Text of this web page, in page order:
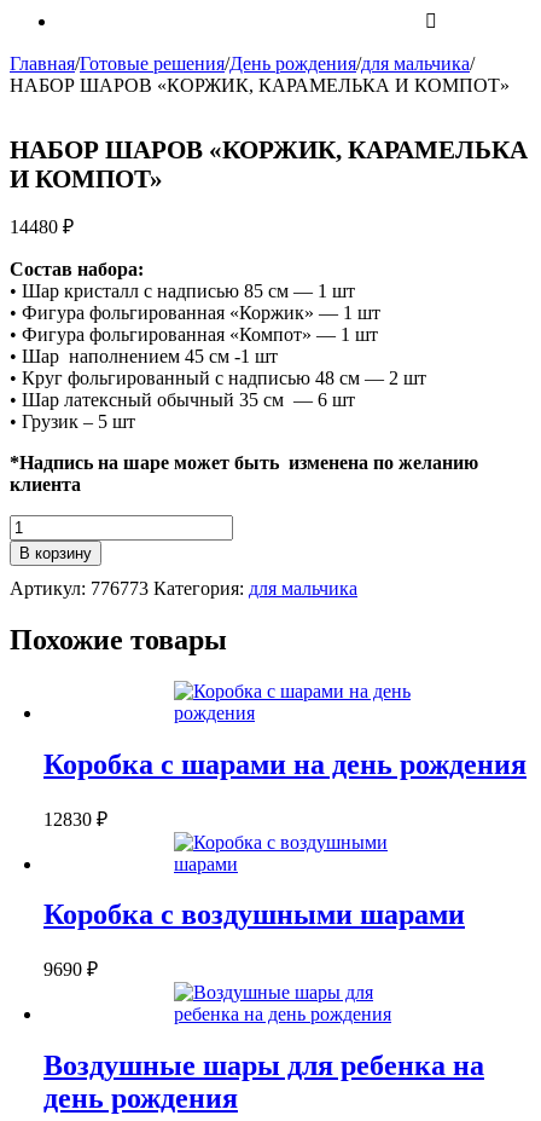
Главная/Готовые решения/День рождения/для мальчика/
НАБОР ШАРОВ «КОРЖИК, КАРАМЕЛЬКА И КОМПОТ»
НАБОР ШАРОВ «КОРЖИК, КАРАМЕЛЬКА
И КОМПОТ»
14480 ₽
Состав набора:
• Шар кристалл с надписью 85 см — 1 шт
• Фигура фольгированная «Коржик» — 1 шт
• Фигура фольгированная «Компот» — 1 шт
• Шар наполнением 45 см -1 шт
• Круг фольгированный с надписью 48 см — 2 шт
• Шар латексный обычный 35 см — 6 шт
• Грузик – 5 шт
*Надпись на шаре может быть изменена по желанию
клиента
Количество
НАБОР
ШАРОВ
"КОРЖИК,
И
КОМПОТ"
В корзину
Артикул: 776773 Категория: для мальчика
Похожие товары
Коробка с шарами на день рождения
12830 ₽
Коробка с воздушными шарами
9690 ₽
Воздушные шары для ребенка на
день рождения